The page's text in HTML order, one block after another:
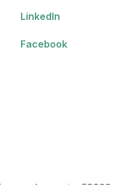
LinkedIn
Facebook